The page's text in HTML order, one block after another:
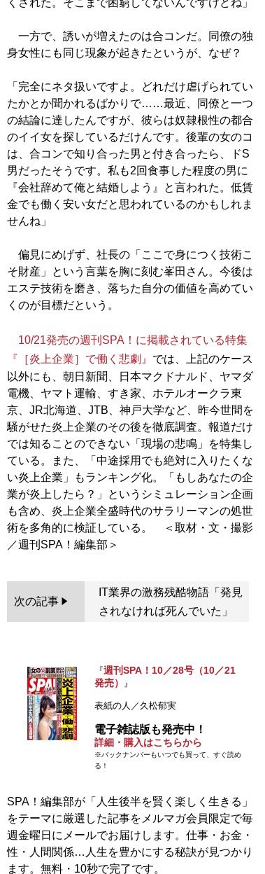
一方で、誘いが増えたのは合コンだ。同僚の独
身女性にも同じ現象が起きたというが、なぜ？
「完全にネタ扱いですよ。どれだけ虐げられてい
たかとか聞かれるばかりで……最近、同僚と一つ
の結論に達したんですが、彼らは奴隷根性の都合
のイイ女を探しているだけんです。後輩の女のコ
は、合コンで知り合った男と付き合ったら、ドS
男だったそうです。私も2回食事した程度の男に
『会社辞めて俺と結婚しよう』と言われた。低賃
金でも働く安い女だと思われているのかもしれま
せんね」
偏見にめげず、社長の「ここで身につく技術こ
そ財産」という言葉を胸に刻む峯田さん。今後は
エステ技術を磨き、落ちた自分の価値を高めてい
くのが目標だという。
10/21発売の週刊SPA！に掲載されている特集
『［炎上企業］で働く悲劇』 では、上記のケース
以外にも、朝日新聞、日本マクドナルド、ヤマダ
電機、ヤマト運輸、すき家、ホテルオークラ東
京、JR北海道、JTB、神戸大学など、昨今世間を
騒がせた炎上企業のその後を徹底調査。報道だけ
では知ることのできない「現場の悲鳴」を特集し
ている。また、「中途採用でも絶対に入りたくな
い炎上企業」もランキング化。「もしあなたの企
業が炎上したら？」というシミュレーション企画
も含め、炎上企業全盛時代のサラリーマンの処世
術を多角的に検証している。 ＜取材・文・撮影
次の記事
IT業界の激務残酷物語「発見
されなければ死んでいた」
『週刊SPA！10／28号（10／21
発売）
』
表紙の人／久松郁実
電子雑誌版も発売中！
詳細・購入はこちらから
※バックナンバーもいつでも買って、すぐ読め
る！
SPA！編集部が「人生後半を賢く楽しく生きる」
をテーマに厳選した記事をメルマガ会員限定で毎
週金曜日にメールでお届けします。仕事・お金・
性・人間関係…人生を豊かにする秘訣が見つかり
ます。無料・10秒で完了です。